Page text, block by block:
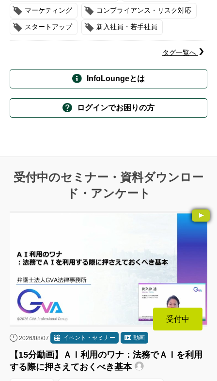
マーケティング コンプライアンス・リスク対応
スタートアップ 新入社員・若手社員
タグ一覧へ
InfoLoungeとは
ログインでお困りの方
受付中のセミナー・資料ダウンロー
ド・アンケート
受付中
2026/08/07 イベント・セミナー 動画
【15分動画】ＡＩ利用のワナ：法務でＡＩを利用
する際に押さえておくべき基本